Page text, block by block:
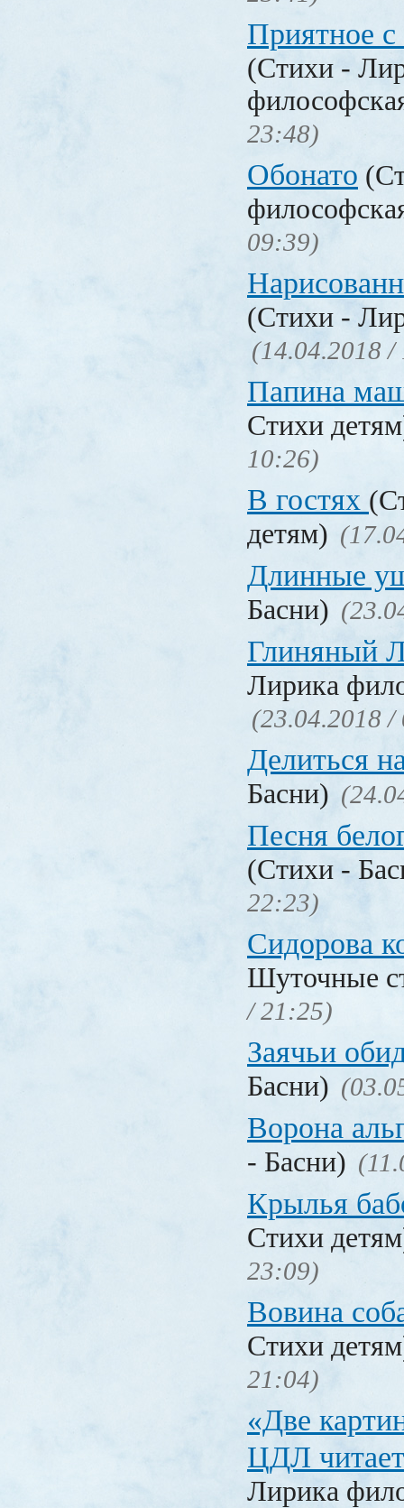
Приятное
(Стихи -
23:48)
Обонато
09:39)
(Стихи -
(14.04.2018 /
Папина
Стихи
10:26)
В гостях
детям)
Длинные
Басни)
Глиняный
Лирика
(23.04.2018 /
Делиться
Басни)
Песня
(Стихи -
22:23)
Сидорова
Шуточные
/ 21:25)
Заячьи
Басни)
Ворона
- Басни)
Крылья
Стихи
23:09)
Вовина
Стихи
21:04)
«Две
ЦДЛ
Лирика